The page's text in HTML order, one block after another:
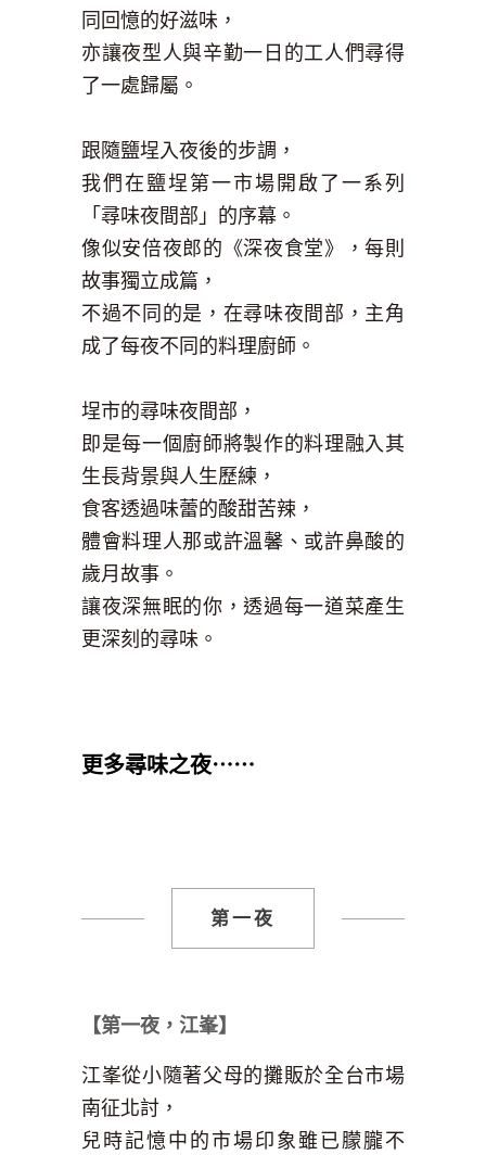
同回憶的好滋味，
亦讓夜型人與辛勤一日的工人們尋得
了一處歸屬。
跟隨鹽埕入夜後的步調，
我們在鹽埕第一市場開啟了一系列
「尋味夜間部」的序幕。
像似安倍夜郎的《深夜食堂》，每則
故事獨立成篇，
不過不同的是，在尋味夜間部，主角
成了每夜不同的料理廚師。
埕市的尋味夜間部，
即是每一個廚師將製作的料理融入其
生長背景與人生歷練，
食客透過味蕾的酸甜苦辣，
體會料理人那或許溫馨、或許鼻酸的
歲月故事。
讓夜深無眠的你，透過每一道菜產生
更深刻的尋味。
更多尋味之夜⋯⋯
第一夜
【第一夜，江峯】
江峯從小隨著父母的攤販於全台市場
南征北討，
兒時記憶中的市場印象雖已朦朧不